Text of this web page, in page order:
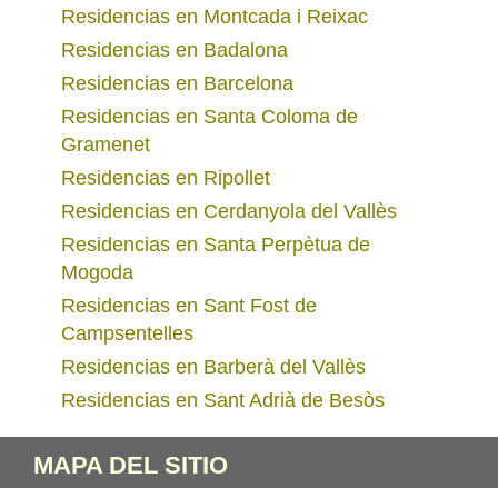
Residencias en Montcada i Reixac
Residencias en Badalona
Residencias en Barcelona
Residencias en Santa Coloma de
Gramenet
Residencias en Ripollet
Residencias en Cerdanyola del Vallès
Residencias en Santa Perpètua de
Mogoda
Residencias en Sant Fost de
Campsentelles
Residencias en Barberà del Vallès
Residencias en Sant Adrià de Besòs
MAPA DEL SITIO